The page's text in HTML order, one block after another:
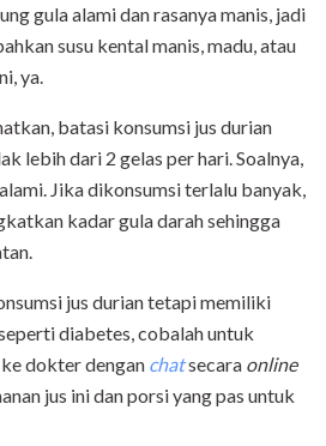
gula alami dan rasanya manis, jadi
susu kental manis, madu, atau
ya.
batasi konsumsi jus durian
lebih dari 2 gelas per hari. Soalnya,
Jika dikonsumsi terlalu banyak,
kadar gula darah sehingga
jus durian tetapi memiliki
diabetes, cobalah untuk
dokter dengan chatsecara online
jus ini dan porsi yang pas untuk